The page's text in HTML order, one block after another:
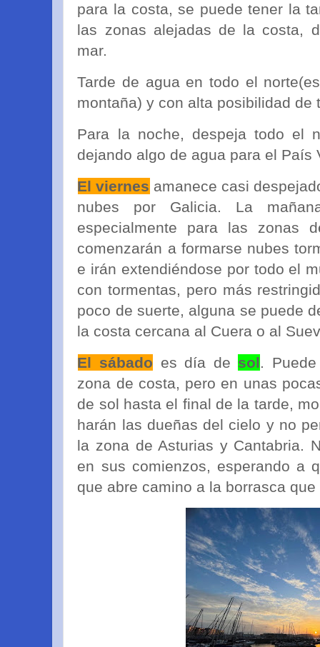
para la costa, se puede tener la
las zonas alejadas de la costa,
mar.
Tarde de agua en todo el
montaña) y con alta posibilidad de
Para la noche, despeja todo el
dejando algo de agua para el País
El viernes amanece casi
nubes por Galicia. La
especialmente para las zonas
comenzarán a formarse nubes
e irán extendiéndose por todo el
con tormentas, pero más
poco de suerte, alguna se puede
la costa cercana al Cuera o al
El sábado es día de sol.
zona de costa, pero en unas
de sol hasta el final de la tarde,
harán las dueñas del cielo y no
la zona de Asturias y Cantabria.
en sus comienzos, esperando a
que abre camino a la borrasca